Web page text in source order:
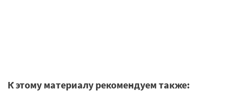
К этому материалу рекомендуем также: